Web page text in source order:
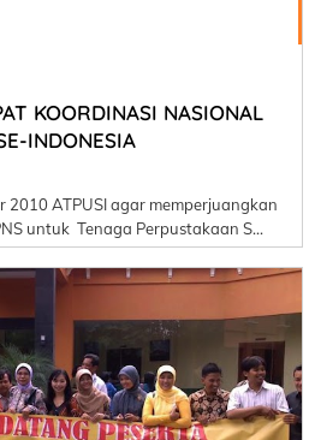
KOORDINASI NASIONAL
INDONESIA
2010 ATPUSI agar memperjuangkan
untuk Tenaga Perpustakaan S…